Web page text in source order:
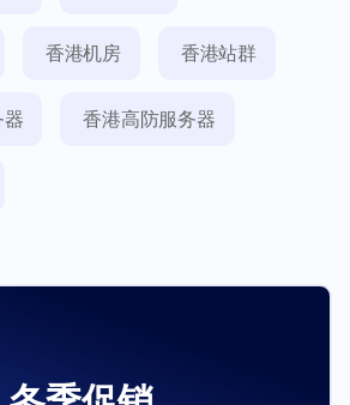
香港机房 香港站群
香港高防服务器